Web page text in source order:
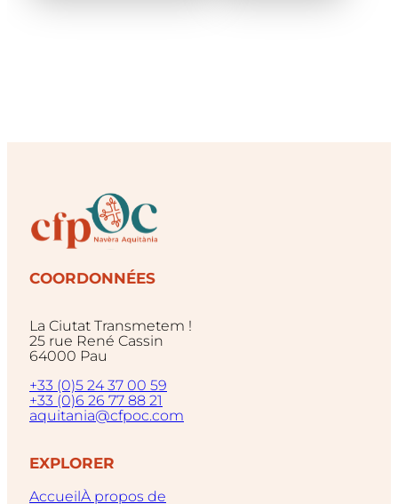
COORDONNÉES
La Ciutat Transmetem !
25 rue René Cassin
64000 Pau
+33 (0)5 24 37 00 59
+33 (0)6 26 77 88 21
aquitania@cfpoc.com
EXPLORER
AccueilÀ propos de